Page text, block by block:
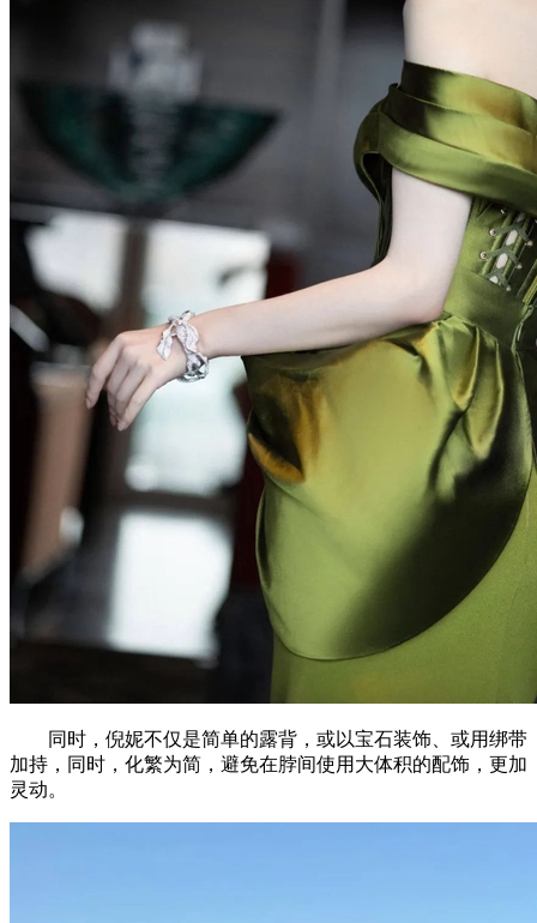
同时，倪妮不仅是简单的露背，或以宝石装饰、或用绑带
加持，同时，化繁为简，避免在脖间使用大体积的配饰，更加
灵动。